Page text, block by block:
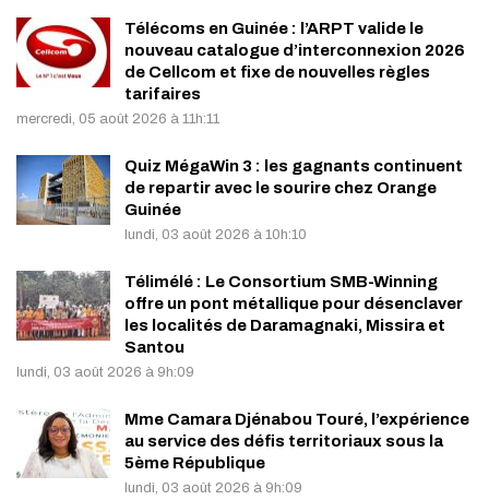
Télécoms en Guinée : l’ARPT valide le
nouveau catalogue d’interconnexion 2026
de Cellcom et fixe de nouvelles règles
tarifaires
mercredi, 05 août 2026 à 11h:11
Quiz MégaWin 3 : les gagnants continuent
de repartir avec le sourire chez Orange
Guinée
lundi, 03 août 2026 à 10h:10
Télimélé : Le Consortium SMB-Winning
offre un pont métallique pour désenclaver
les localités de Daramagnaki, Missira et
Santou
lundi, 03 août 2026 à 9h:09
Mme Camara Djénabou Touré, l’expérience
au service des défis territoriaux sous la
5ème République
lundi, 03 août 2026 à 9h:09